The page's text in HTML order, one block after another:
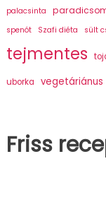
palacsinta
spenót Szafi diéta sült
tejmentes
uborka vegetáriánus
Friss